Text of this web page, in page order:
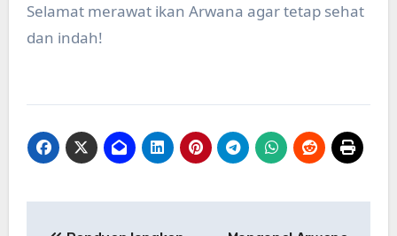
Selamat merawat ikan Arwana agar tetap sehat
dan indah!